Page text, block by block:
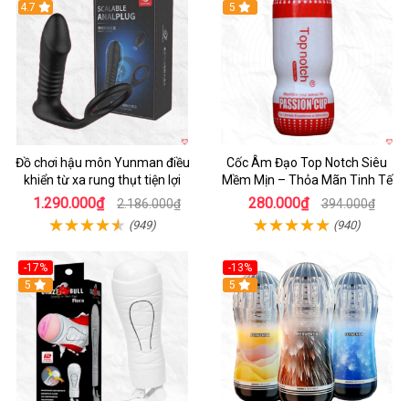
Hot
4.7
Đồ chơi hậu môn Yunman điều
khiển từ xa rung thụt tiện lợi
1.290.000₫ 2.186.000₫
(949)
5
Cốc Âm Đạo Top Notch Siêu
Mềm Mịn – Thỏa Mãn Tinh Tế
280.000₫ 394.000₫
(940)
-17%
5
-13%
Hot
5